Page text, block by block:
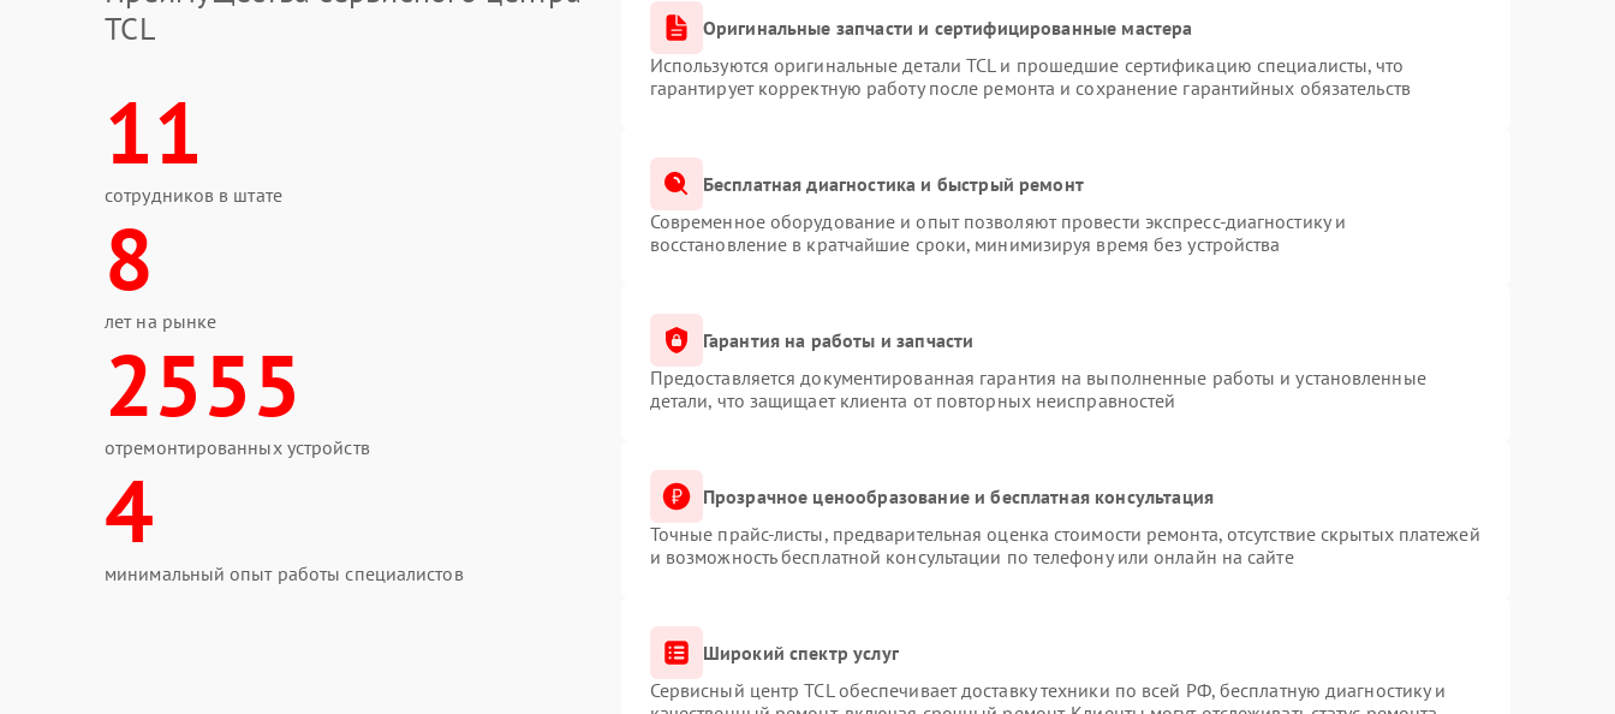
TCL
11
сотрудников в штате
8
лет на рынке
2555
отремонтированных устройств
4
минимальный опыт работы специалистов
Оригинальные запчасти и сертифицированные мастера
Используются оригинальные детали TCL и прошедшие сертификацию специалисты, что
гарантирует корректную работу после ремонта и сохранение гарантийных обязательств
Бесплатная диагностика и быстрый ремонт
Современное оборудование и опыт позволяют провести экспресс-диагностику и
восстановление в кратчайшие сроки, минимизируя время без устройства
Гарантия на работы и запчасти
Предоставляется документированная гарантия на выполненные работы и установленные
детали, что защищает клиента от повторных неисправностей
Прозрачное ценообразование и бесплатная консультация
Точные прайс-листы, предварительная оценка стоимости ремонта, отсутствие скрытых платежей
и возможность бесплатной консультации по телефону или онлайн на сайте
Широкий спектр услуг
Сервисный центр TCL обеспечивает доставку техники по всей РФ, бесплатную диагностику и